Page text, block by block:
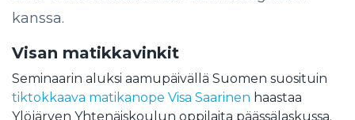
kanssa.
Visan matikkavinkit
Seminaarin aluksi aamupäivällä Suomen suosituin
tiktokkaava matikanope Visa Saarinen haastaa
Ylöjärven Yhtenäiskoulun oppilaita päässälaskussa.